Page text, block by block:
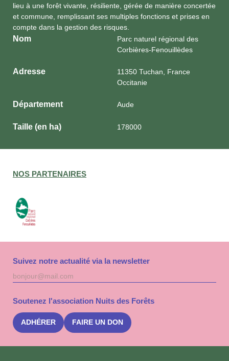
lieu à une forêt vivante, résiliente, gérée de manière concertée
et commune, remplissant ses multiples fonctions et prises en
compte dans la gestion des risques.
Nom
Parc naturel régional des
Corbières-Fenouillèdes
Adresse
11350 Tuchan, France
Occitanie
Département Aude
Taille (en ha) 178000
NOS PARTENAIRES
Suivez notre actualité via la newsletter
Adresse
mail
à
Soutenez l'association Nuits des Forêts
ADHÉRER FAIRE UN DON